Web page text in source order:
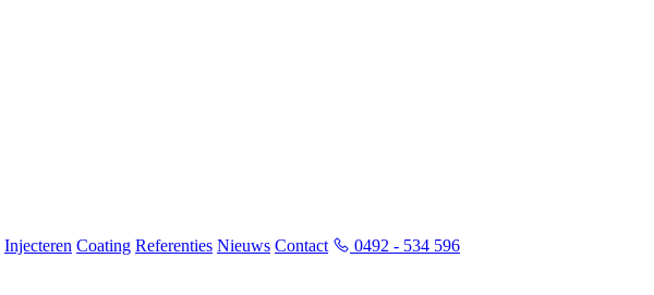
Injecteren Coating Referenties Nieuws Contact 0492 - 534 596